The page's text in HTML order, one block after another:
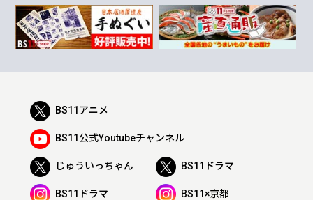
BS11アニメ
BS11公式Youtubeチャンネル
じゅういっちゃん BS11ドラマ
BS11ドラマ BS11×京都